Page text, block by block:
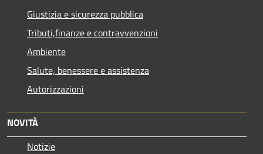
Giustizia e sicurezza pubblica
Tributi,finanze e contravvenzioni
Ambiente
Salute, benessere e assistenza
Autorizzazioni
NOVITÀ
Notizie